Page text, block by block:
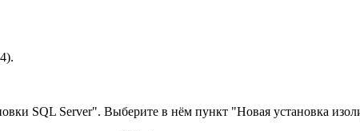
SQL Server". Выберите в нём пункт "Новая установка